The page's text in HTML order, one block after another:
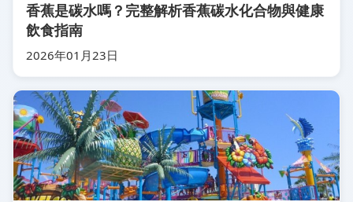
香蕉是碳水嗎？完整解析香蕉碳水化合物與健康
飲食指南
2026年01月23日